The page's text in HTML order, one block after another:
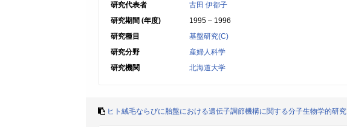
研究代表者
古田 伊都子
研究期間 (年度)
1995 – 1996
研究種目
基盤研究(C)
研究分野
産婦人科学
研究機関
北海道大学
ヒト絨毛ならびに胎盤における遺伝子調節機構に関する分子生物学的研究